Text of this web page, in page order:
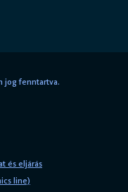
jog fenntartva.
és eljárás
line)